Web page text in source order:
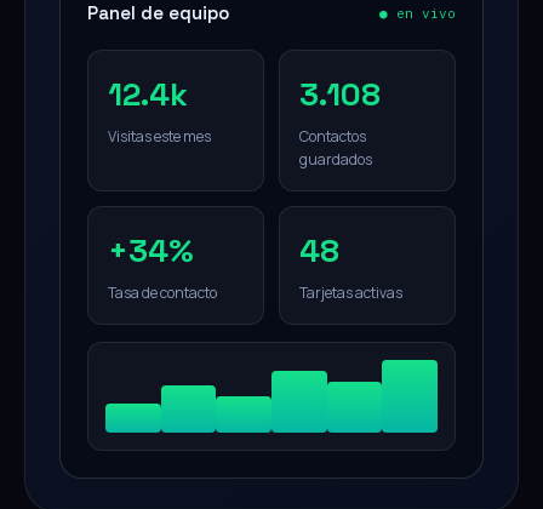
Panel de equipo ● en vivo
12.4k
Visitas este mes
3.108
Contactos
guardados
+34%
Tasa de contacto
48
Tarjetas activas